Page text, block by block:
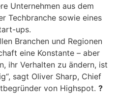
Unternehmen aus dem
Techbranche sowie eines
ups.
Branchen und Regionen
eine Konstante – aber
ihr Verhalten zu ändern, ist
sagt Oliver Sharp, Chief
von Highspot. ?